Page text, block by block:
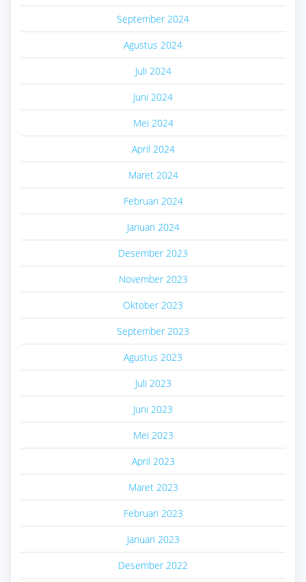
September 2024
Agustus 2024
Juli 2024
Juni 2024
Mei 2024
April 2024
Maret 2024
Februari 2024
Januari 2024
Desember 2023
November 2023
Oktober 2023
September 2023
Agustus 2023
Juli 2023
Juni 2023
Mei 2023
April 2023
Maret 2023
Februari 2023
Januari 2023
Desember 2022